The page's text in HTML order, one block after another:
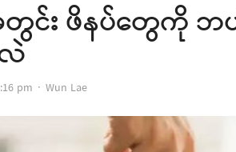
တွင်း ဖိနပ်တွေကို
လဲ
pm Author
Wun Lae